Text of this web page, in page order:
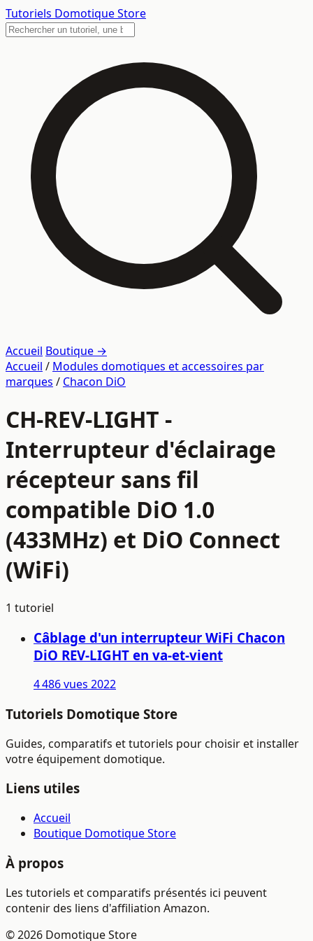
Tutoriels Domotique Store
Accueil Boutique →
Accueil / Modules domotiques et accessoires par
marques / Chacon DiO
CH-REV-LIGHT -
Interrupteur d'éclairage
récepteur sans fil
compatible DiO 1.0
(433MHz) et DiO Connect
(WiFi)
1 tutoriel
Câblage d'un interrupteur WiFi Chacon
DiO REV-LIGHT en va-et-vient
4 486 vues 2022
Tutoriels Domotique Store
Guides, comparatifs et tutoriels pour choisir et installer
votre équipement domotique.
Liens utiles
Accueil
Boutique Domotique Store
À propos
Les tutoriels et comparatifs présentés ici peuvent
contenir des liens d'affiliation Amazon.
© 2026 Domotique Store